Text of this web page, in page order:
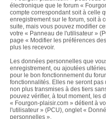
électronique que le forum «
compte correspondant soit à celle
enregistrement sur le forum, soit à
suite, mais vous pouvez modifier
votre « Panneau de l'utilisateur »
page « Modifier les préférences
plus les recevoir.
Les données personnelles que
enregistrement, ou ajoutées
pour le bon fonctionnement du
fonctionnalités. Elles ne seront
non plus transmises à des tiers
pouvez vérifier, à tout moment, les
« Fourgon-plaisir.com » détient à
l'utilisateur » (PCU), onglet «
personnelles ».